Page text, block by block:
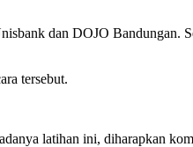
dan DOJO
tersebut.
latihan ini, diharapkan